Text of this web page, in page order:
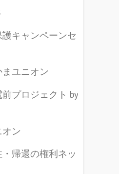
キャンペーンセ
ユニオン
プロジェクト by
ン
帰還の権利ネッ